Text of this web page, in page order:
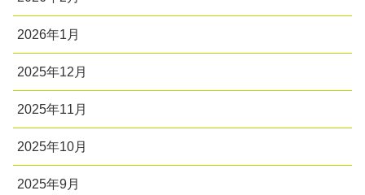
2026年1月
2025年12月
2025年11月
2025年10月
2025年9月